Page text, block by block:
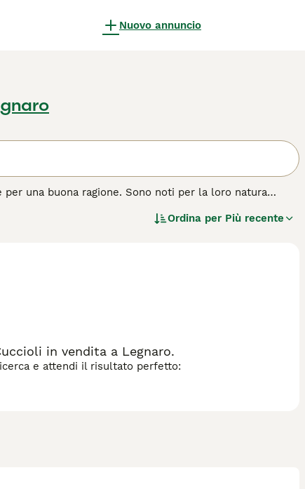
Nuovo annuncio
una buona ragione. Sono noti per la loro natura
cani più popolari nelle mostre canine e per fortuna
di cane.
Ordina per Più recente
in vendita a Legnaro.
e attendi il risultato perfetto: